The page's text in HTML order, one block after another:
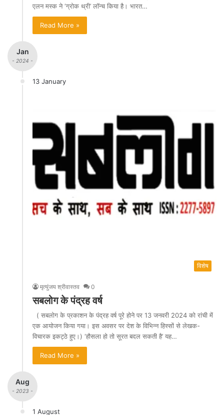
एलन मस्क ने ‘ग्रोक थ्री’ लॉन्च किया है। भारत…
Read More »
Jan
- 2024 -
13 January
विशेष
मृत्युंजय श्रीवास्तव 0
सबलोग के पंद्रह वर्ष
( सबलोग के प्रकाशन के पंद्रह वर्ष पूरे होने पर 13 जनवरी 2024 को रांची में
एक आयोजन किया गया। इस अवसर पर देश के विभिन्न हिस्सों से लेखक-
विचारक इकट्ठे हुए।) ‘हौसला हो तो सूरत बदल सकती है’ यह…
Read More »
Aug
- 2023 -
1 August